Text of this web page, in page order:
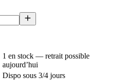
1 en stock — retrait possible
aujourd’hui
Dispo sous 3/4 jours